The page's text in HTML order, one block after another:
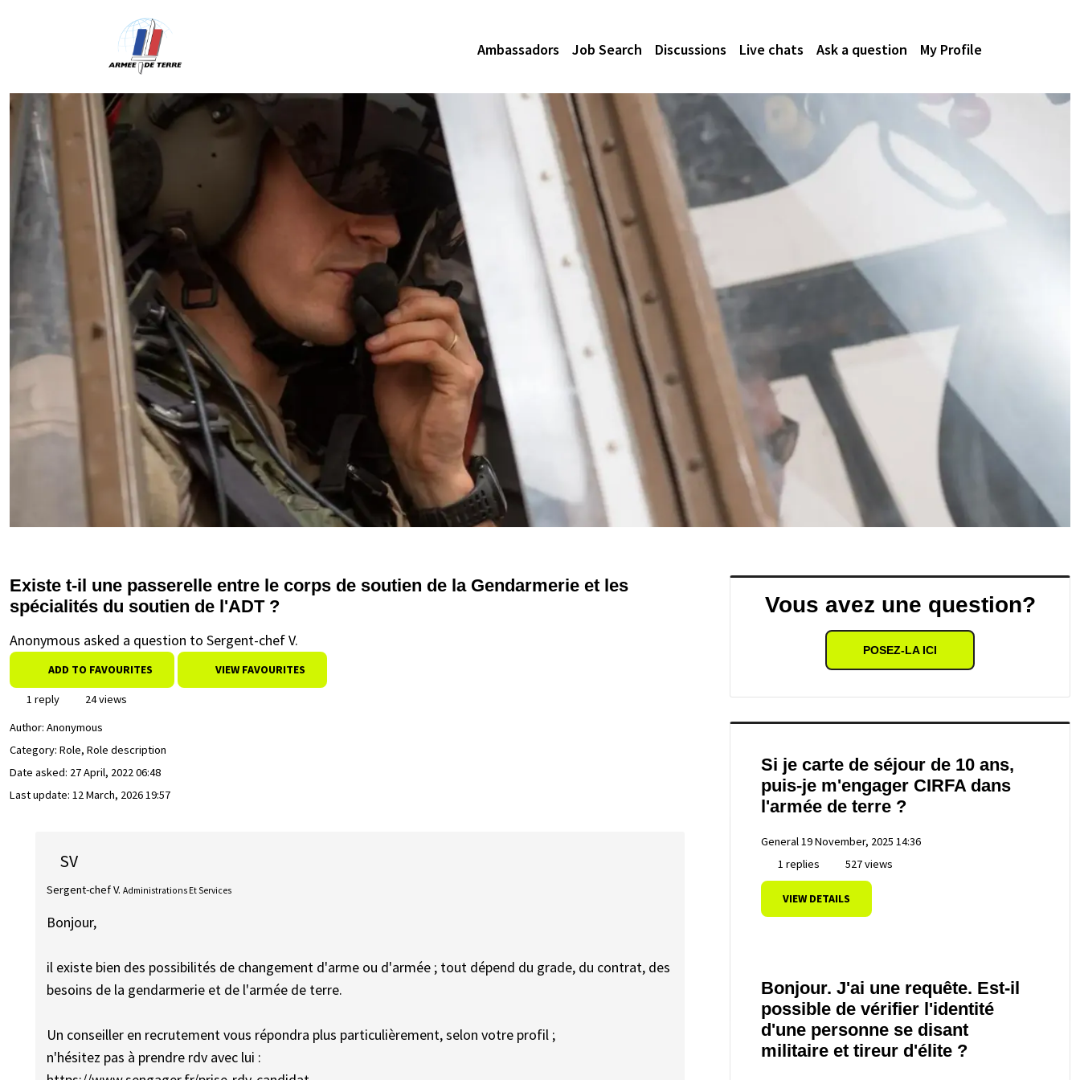
Ambassadors Job Search Discussions Live chats Ask a question My Profile
Existe t-il une passerelle entre le corps de soutien de la Gendarmerie et les
spécialités du soutien de l'ADT ?
Anonymous asked a question to Sergent-chef V.
ADD TO FAVOURITES VIEW FAVOURITES
1 reply
24 views
Author: Anonymous
Category: Role, Role description
Date asked: 27 April, 2022 06:48
Last update: 12 March, 2026 19:57
SV
Sergent-chef V. Administrations Et Services
Bonjour,
il existe bien des possibilités de changement d'arme ou d'armée ; tout dépend du grade, du contrat, des
besoins de la gendarmerie et de l'armée de terre.
Un conseiller en recrutement vous répondra plus particulièrement, selon votre profil ;
n'hésitez pas à prendre rdv avec lui :
Vous avez une question?
POSEZ-LA ICI
Si je carte de séjour de 10 ans,
puis-je m'engager CIRFA dans
l'armée de terre ?
General19 November, 2025 14:36
1 replies
527 views
VIEW DETAILS
Bonjour. J'ai une requête. Est-il
possible de vérifier l'identité
d'une personne se disant
militaire et tireur d'élite ?